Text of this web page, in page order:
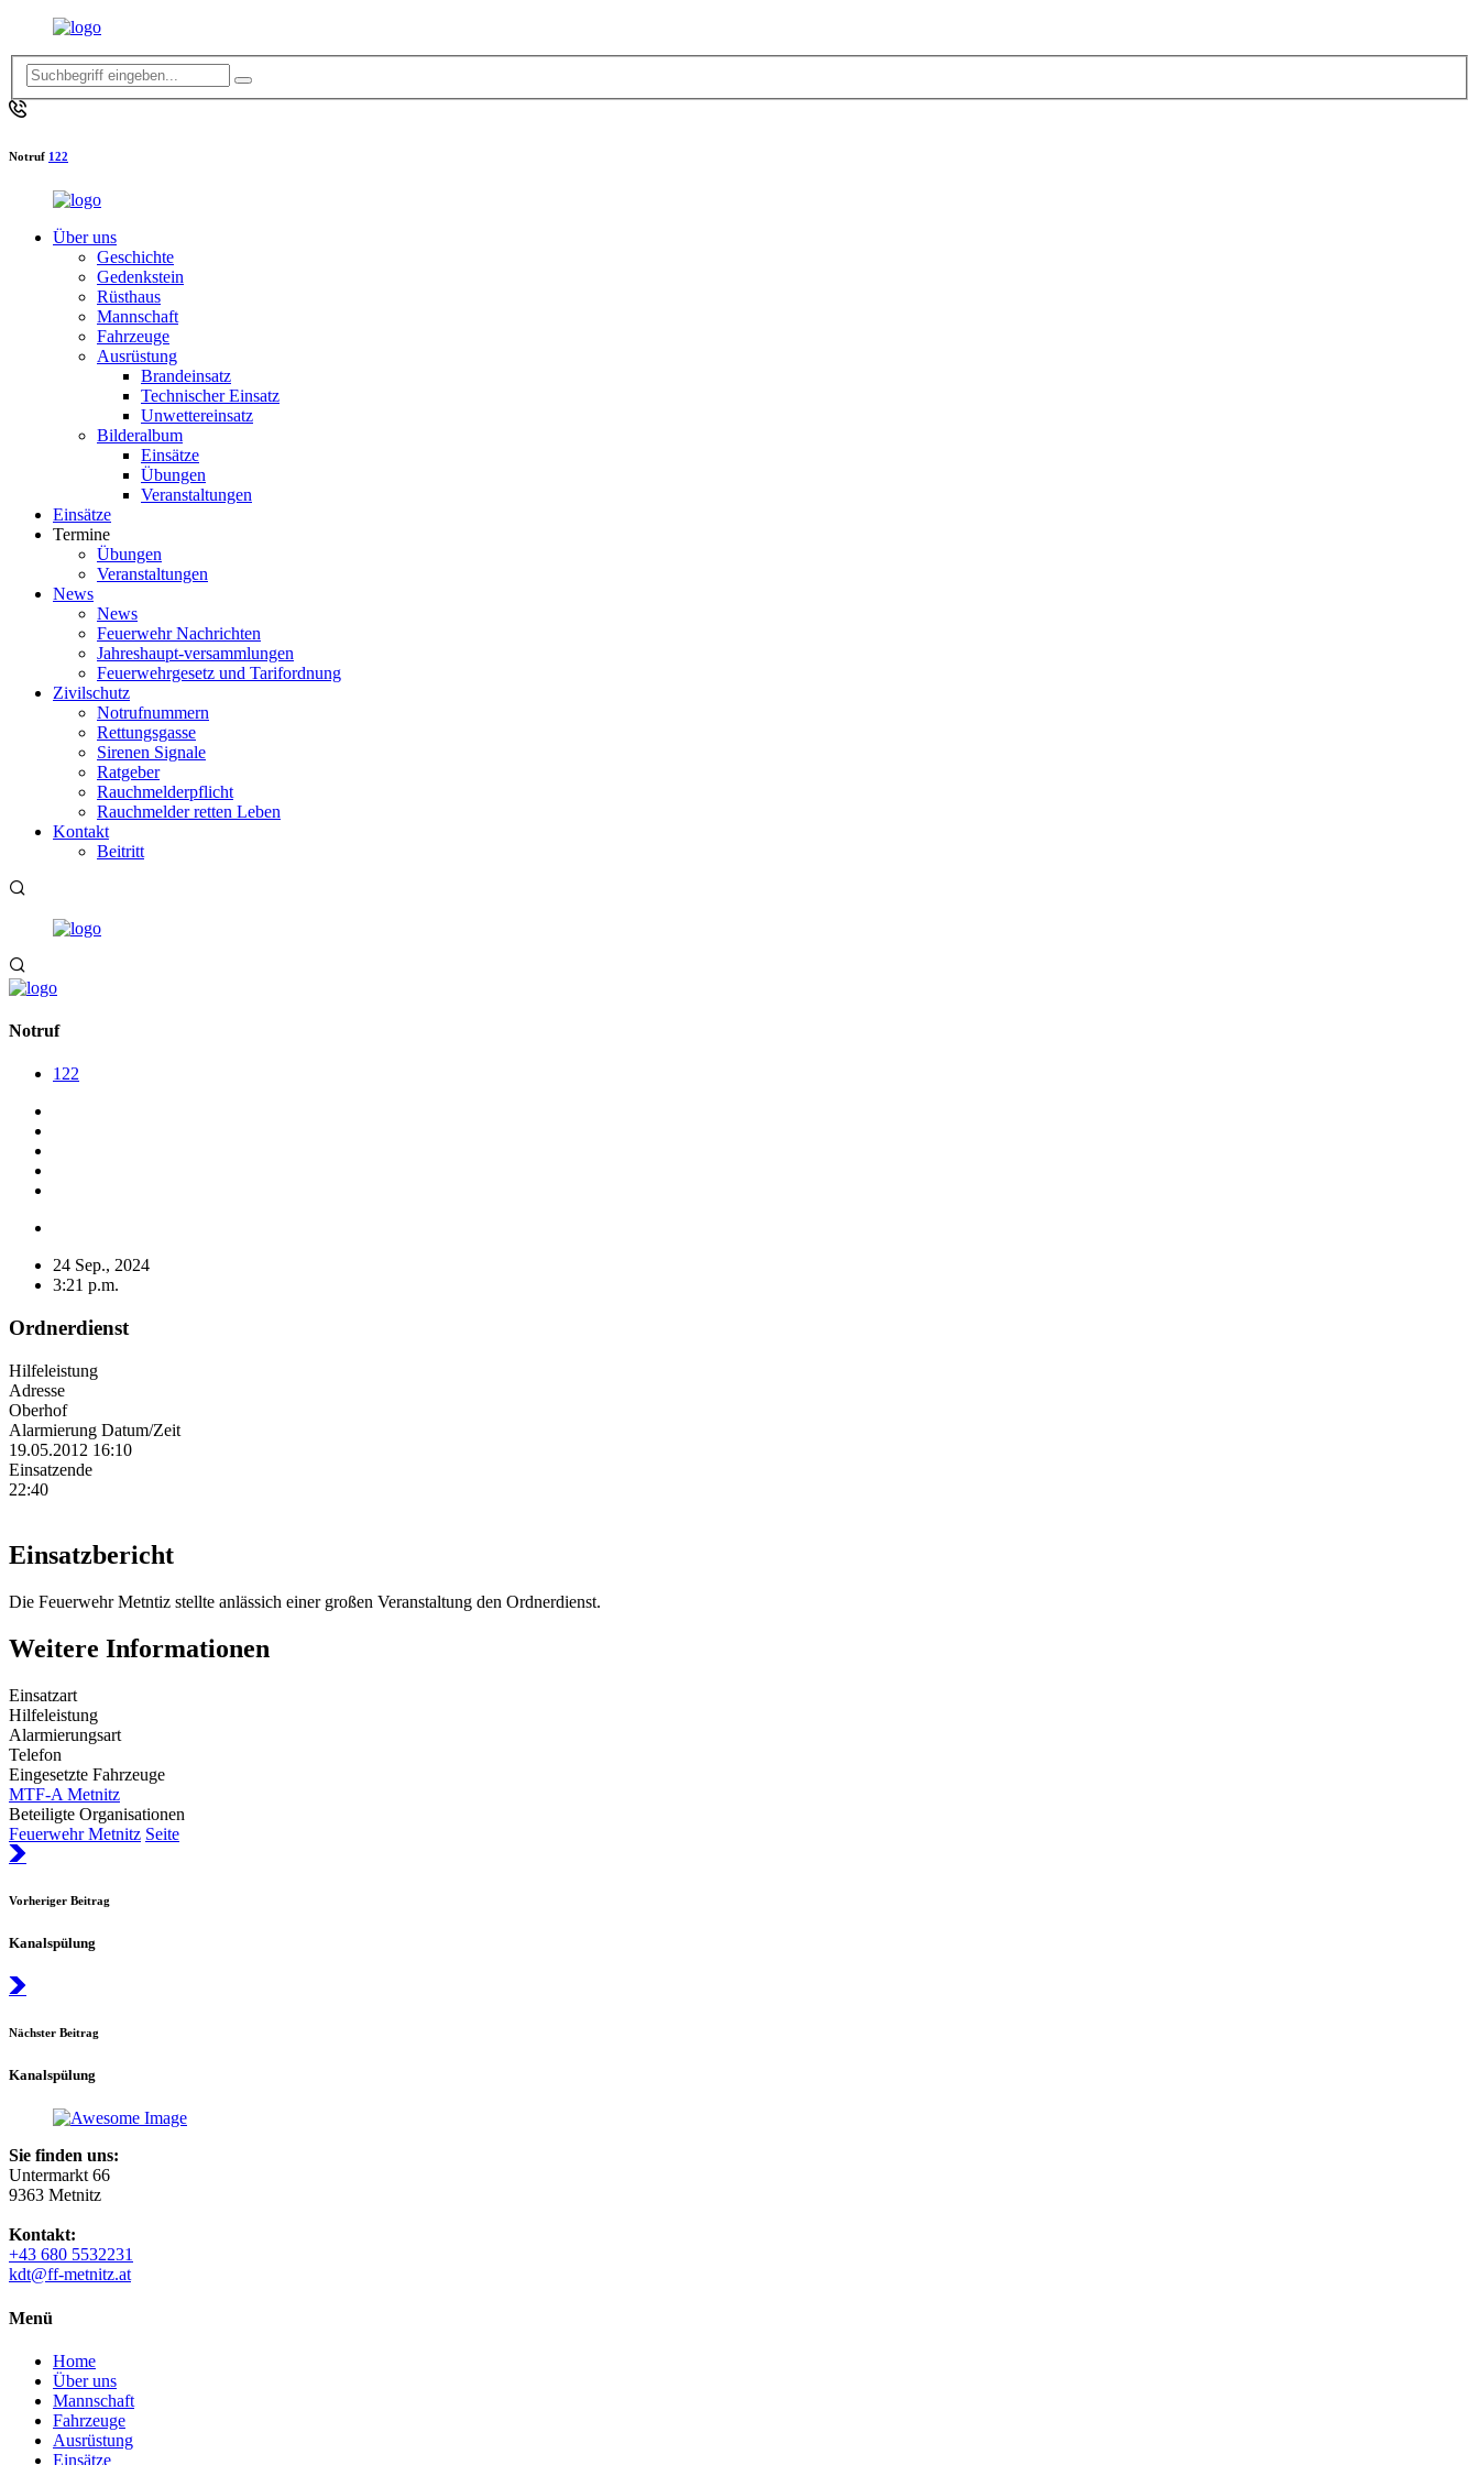
Notruf 122
Über uns
Geschichte
Gedenkstein
Rüsthaus
Mannschaft
Fahrzeuge
Ausrüstung
Brandeinsatz
Technischer Einsatz
Unwettereinsatz
Bilderalbum
Einsätze
Übungen
Veranstaltungen
Einsätze
Termine
Übungen
Veranstaltungen
News
News
Feuerwehr Nachrichten
Jahreshaupt-versammlungen
Feuerwehrgesetz und Tarifordnung
Zivilschutz
Notrufnummern
Rettungsgasse
Sirenen Signale
Ratgeber
Rauchmelderpflicht
Rauchmelder retten Leben
Kontakt
Beitritt
Notruf
122
24 Sep., 2024
3:21 p.m.
Ordnerdienst
Hilfeleistung
Adresse
Oberhof
Alarmierung Datum/Zeit
19.05.2012 16:10
Einsatzende
22:40
Einsatzbericht
Die Feuerwehr Metntiz stellte anlässich einer großen Veranstaltung den Ordnerdienst.
Weitere Informationen
Einsatzart
Hilfeleistung
Alarmierungsart
Telefon
Eingesetzte Fahrzeuge
MTF-A Metnitz
Beteiligte Organisationen
Feuerwehr Metnitz Seite
Vorheriger Beitrag
Kanalspülung
Nächster Beitrag
Kanalspülung
Sie finden uns:
Untermarkt 66
9363 Metnitz
Kontakt:
+43 680 5532231
kdt@ff-metnitz.at
Menü
Home
Über uns
Mannschaft
Fahrzeuge
Ausrüstung
Einsätze